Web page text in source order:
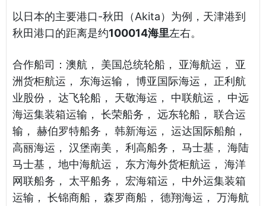
以日本的主要港口-秋田（Akita）为例，天津港到
秋田港口的距离是约100014海里左右。
合作船司：澳航， 美国总统轮船， 亚海航运， 亚
洲货柜航运， 东海运输， 博亚国际海运， 正利航
业股份， 达飞轮船， 天敬海运， 中联航运， 中远
海运集装箱运输， 长荣船务， 远东轮船， 联合运
输， 赫伯罗特船务， 韩新海运， 运达国际船舶，
高丽海运， 汉堡南美， 利高船务， 马士基， 海陆
马士基， 地中海航运， 东方海外货柜航运， 海洋
网联船务， 太平船务， 宏海箱运， 中外运集装箱
运输， 长锦商船， 森罗商船， 德翔海运， 万海航